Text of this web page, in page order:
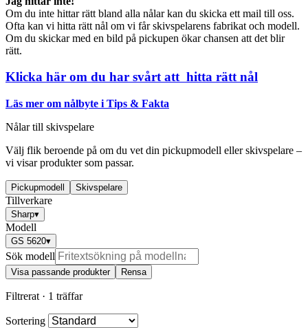
Om du inte hittar rätt bland alla nålar kan du skicka ett mail till oss.
Ofta kan vi hitta rätt nål om vi får skivspelarens fabrikat och modell.
Om du skickar med en bild på pickupen ökar chansen att det blir
rätt.
Klicka här om du har svårt att hitta rätt nål
Läs mer om nålbyte i Tips & Fakta
Nålar till skivspelare
Välj flik beroende på om du vet din pickupmodell eller skivspelare –
vi visar produkter som passar.
Pickupmodell Skivspelare
Tillverkare
Sharp▾
Modell
GS 5620▾
Sök modell
Visa passande produkter Rensa
Filtrerat · 1 träffar
Sortering